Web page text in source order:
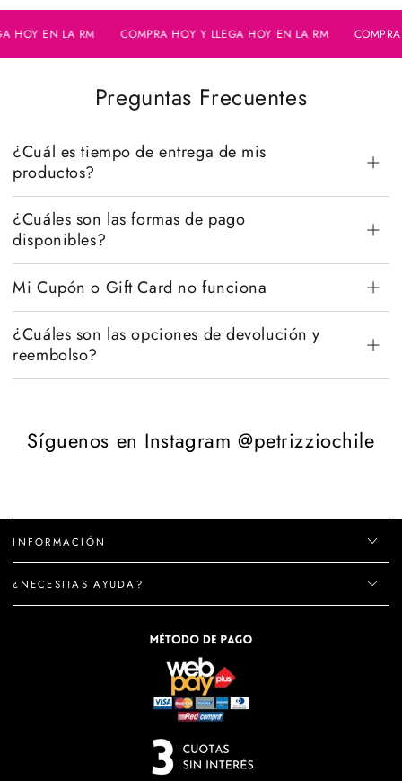
EN LA RM COMPRA HOY Y LLEGA HOY EN LA RM COMPRA
Preguntas Frecuentes
¿Cuál es tiempo de entrega de mis
productos?
¿Cuáles son las formas de pago
disponibles?
Mi Cupón o Gift Card no funciona
¿Cuáles son las opciones de devolución y
reembolso?
Síguenos en Instagram @petrizziochile
INFORMACIÓN
¿NECESITAS AYUDA?